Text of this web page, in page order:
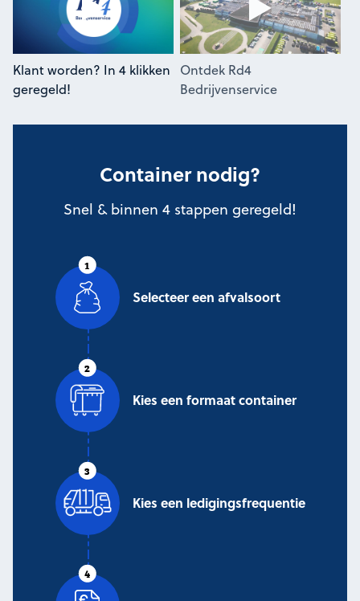
Klant worden? In 4 klikken
geregeld!
Ontdek Rd4
Bedrijvenservice
Container nodig?
Snel & binnen 4 stappen geregeld!
Selecteer een afvalsoort
Kies een formaat container
Kies een ledigingsfrequentie